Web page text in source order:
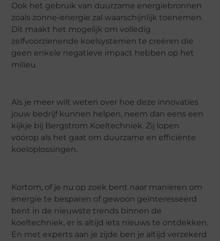
Ook het gebruik van duurzame energiebronnen
zoals zonne-energie zal waarschijnlijk toenemen.
Dit maakt het mogelijk om volledig
zelfvoorzienende koelsystemen te creëren die
geen enkele negatieve impact hebben op het
milieu.
Als je meer wilt weten over hoe deze innovaties
jouw bedrijf kunnen helpen, neem dan eens een
kijkje bij Bergstrom Koeltechniek. Zij lopen
voorop als het gaat om duurzame en efficiënte
koeloplossingen.
Kortom, of je nu op zoek bent naar manieren om
energie te besparen of gewoon geïnteresseerd
bent in de nieuwste trends binnen de
koeltechniek, er is altijd iets nieuws te ontdekken.
En met experts aan je zijde ben je altijd verzekerd